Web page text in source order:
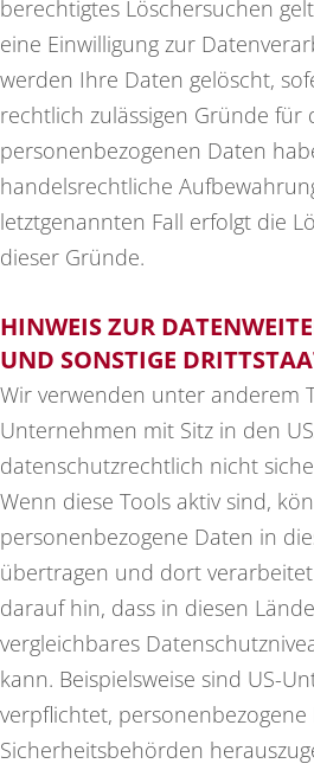
berechtigtes Löschersuchen
eine Einwilligung zur
werden Ihre Daten gelöscht,
rechtlich zulässigen Gründe für
personenbezogenen Daten
handelsrechtliche
letztgenannten Fall erfolgt die
dieser Gründe.
HINWEIS ZUR
UND SONSTIGE
Wir verwenden unter anderem
Unternehmen mit Sitz in den
datenschutzrechtlich nicht
Wenn diese Tools aktiv sind,
personenbezogene Daten in
übertragen und dort
darauf hin, dass in diesen
vergleichbares
kann. Beispielsweise sind US-
verpflichtet, personenbezogene
Sicherheitsbehörden